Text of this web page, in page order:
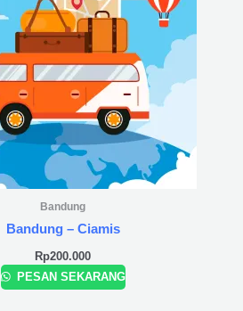
Bandung
Bandung – Ciamis
Rp200.000
PESAN SEKARANG